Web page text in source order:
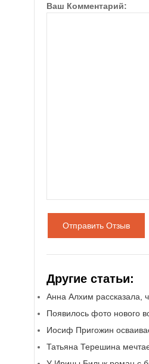
Ваш Комментарий:
Отправить Отзыв
Другие статьи:
Анна Алхим рассказала,
Появилось фото нового
Иосиф Пригожин
Татьяна Терешина